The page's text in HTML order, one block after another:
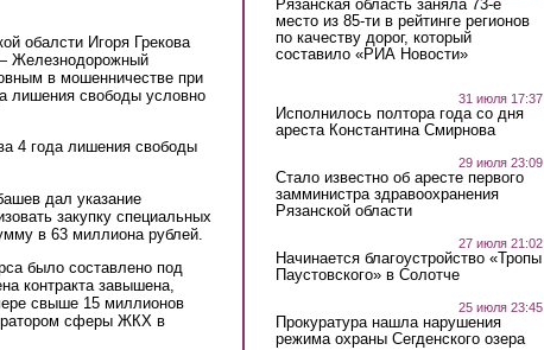
обалсти Игоря Грекова
Железнодорожный
в мошенничестве при
лишения свободы условно
4 года лишения свободы
дал указание
закупку специальных
в 63 миллиона рублей.
было составлено под
контракта завышена,
свыше 15 миллионов
сферы ЖКХ в
Рязанская область заняла 73-е
место из 85-ти в рейтинге регионов
по качеству дорог, который
составило «РИА Новости»
31 июля 17:37
Исполнилось полтора года со дня
ареста Константина Смирнова
29 июля 23:09
Стало известно об аресте первого
замминистра здравоохранения
Рязанской области
27 июля 21:02
Начинается благоустройство «Тропы
Паустовского» в Солотче
25 июля 23:45
Прокуратура нашла нарушения
режима охраны Сегденского озера